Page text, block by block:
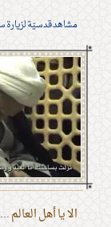
مشاهد قدسيّة لزيارة
الا يا أهل العالم ...